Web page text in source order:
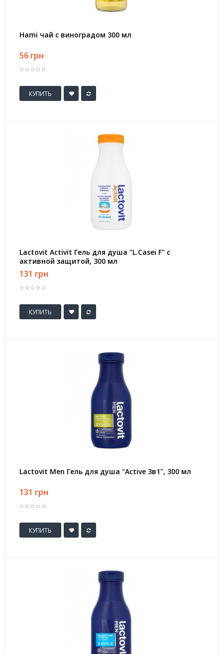
Hami чай с виноградом 300 мл
56 грн
КУПИТЬ
Lactovit Activit Гель для душа "L.Casei F" с
активной защитой, 300 мл
131 грн
КУПИТЬ
Lactovit Men Гель для душа "Active 3в1", 300 мл
131 грн
КУПИТЬ